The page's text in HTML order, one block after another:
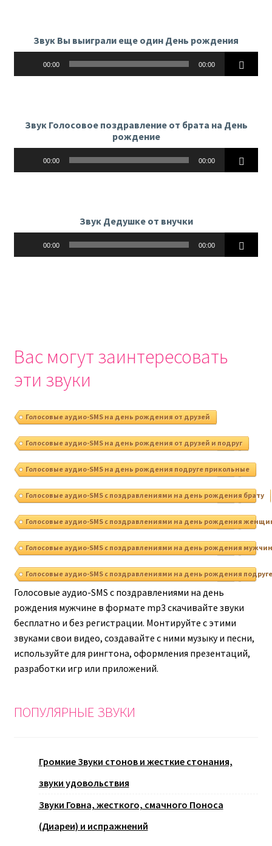
Звук Вы выиграли еще один День рождения
00:00 00:00
Звук Голосовое поздравление от брата на День
рождение
00:00 00:00
Звук Дедушке от внучки
00:00 00:00
Вас могут заинтересовать
эти звуки
Голосовые аудио-SMS на день рождения от друзей
Голосовые аудио-SMS на день рождения от друзей и подруг
Голосовые аудио-SMS на день рождения подруге прикольные
Голосовые аудио-SMS с поздравлениями на день рождения брату
Голосовые аудио-SMS с поздравлениями на день рождения
Голосовые аудио-SMS с поздравлениями на день рождения
Голосовые аудио-SMS с поздравлениями на день рождения подруге
Голосовые аудио-SMS с поздравлениями на день
рождения мужчине в формате mp3 скачивайте звуки
бесплатно и без регистрации. Монтируйте с этими
звуками свои видео, создавайте с ними музыку и песни,
используйте для рингтона, оформления презентаций,
разработки игр или приложений.
ПОПУЛЯРНЫЕ ЗВУКИ
Громкие Звуки стонов и жесткие стонания,
звуки удовольствия
Звуки Говна, жесткого, смачного Поноса
(Диареи) и испражнений